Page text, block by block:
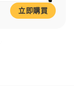
立即購買